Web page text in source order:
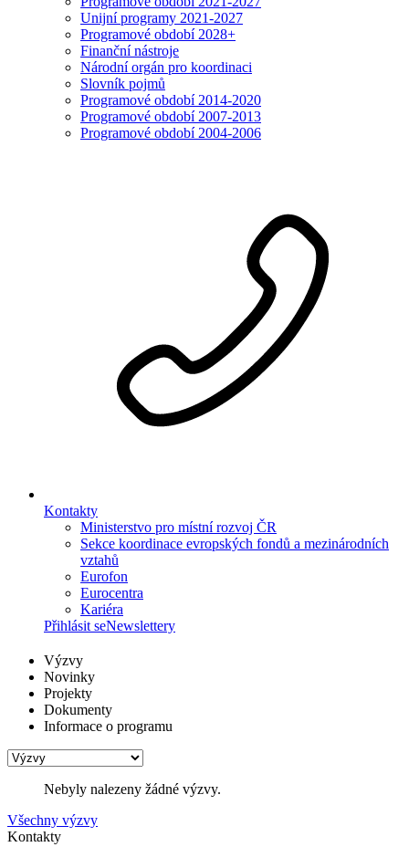
Unijní programy 2021-2027
Programové období 2028+
Finanční nástroje
Národní orgán pro koordinaci
Slovník pojmů
Programové období 2014-2020
Programové období 2007-2013
Programové období 2004-2006
Kontakty
Ministerstvo pro místní rozvoj ČR
Sekce koordinace evropských fondů a mezinárodních
vztahů
Eurofon
Eurocentra
Kariéra
Přihlásit seNewslettery
Výzvy
Novinky
Projekty
Dokumenty
Informace o programu
Nebyly nalezeny žádné výzvy.
Všechny výzvy
Kontakty